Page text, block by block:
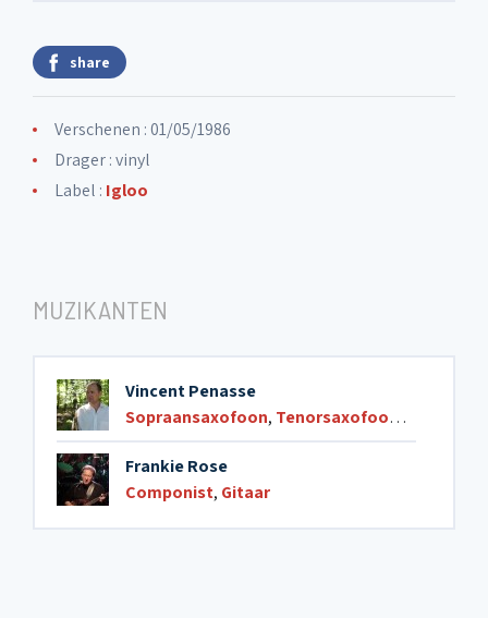
share
Verschenen : 01/05/1986
Drager : vinyl
Label : Igloo
MUZIKANTEN
Vincent Penasse
Sopraansaxofoon, Tenorsaxofoon ,
Frankie Rose
Componist, Gitaar